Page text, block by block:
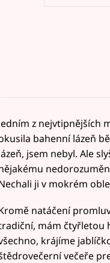
z nejvtipnějších
bahenní lázeň
jsem nebyl. Ale
ji v mokrém
natáčení
mám čtyřletou
krájíme
večeře